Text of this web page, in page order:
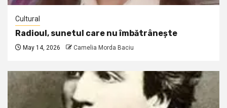
Cultural
Radioul, sunetul care nu îmbătrânește
May 14, 2026 Camelia Morda Baciu